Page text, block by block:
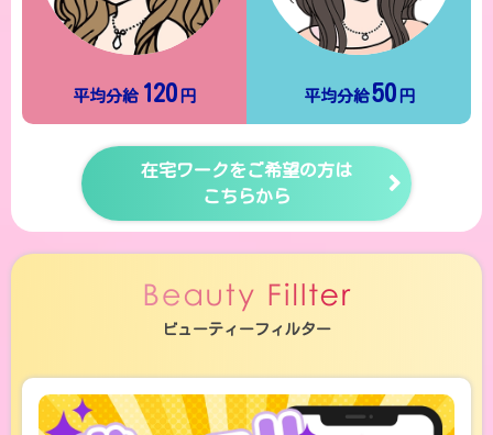
平均分給 120 円 平均分給50 円
在宅ワークをご希望の方は
こちらから
ビューティーフィルター